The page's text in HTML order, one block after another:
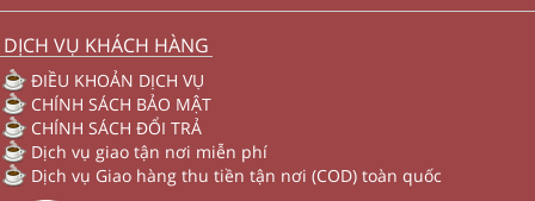
DỊCH VỤ KHÁCH HÀNG
ĐIỀU KHOẢN DỊCH VỤ
CHÍNH SÁCH BẢO MẬT
CHÍNH SÁCH ĐỔI TRẢ
Dịch vụ giao tận nơi miễn phí
Dịch vụ Giao hàng thu tiền tận nơi (COD) toàn quốc